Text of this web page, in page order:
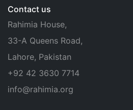
Contact us
Rahimia House,
33-A Queens Road,
Lahore, Pakistan
+92 42 3630 7714
info@rahimia.org